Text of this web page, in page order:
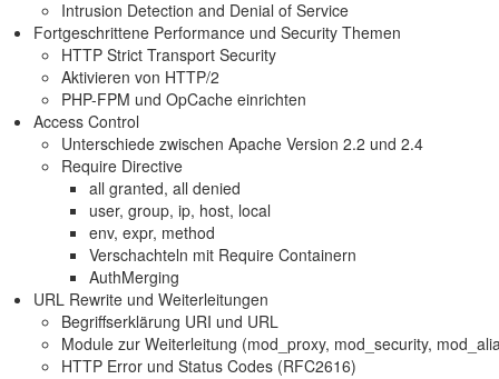
Intrusion Detection and Denial of Service
Fortgeschrittene Performance und Security Themen
HTTP Strict Transport Security
Aktivieren von HTTP/2
PHP-FPM und OpCache einrichten
Access Control
Unterschiede zwischen Apache Version 2.2 und 2.4
Require Directive
all granted, all denied
user, group, ip, host, local
env, expr, method
Verschachteln mit Require Containern
AuthMerging
URL Rewrite und Weiterleitungen
Begriffserklärung URI und URL
Module zur Weiterleitung (mod_proxy, mod_security,
HTTP Error und Status Codes (RFC2616)